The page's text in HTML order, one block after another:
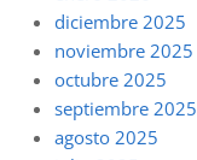
diciembre 2025
noviembre 2025
octubre 2025
septiembre 2025
agosto 2025